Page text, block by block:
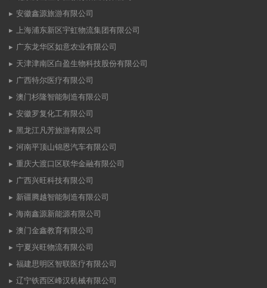
安徽鑫源旅游有限公司
上海浦东新区宇虹物流集团有限公司
广东龙华区如意农业有限公司
天津津南区白盈生物科技股份有限公司
广西特尔医疗有限公司
澳门杉隆智能制造有限公司
安徽罗复化工有限公司
黑龙江凡芳旅游有限公司
河南平顶山锦恩汽车有限公司
重庆大渡口区联华金融有限公司
广西兴旺科技有限公司
新疆腾越智能制造有限公司
海南鑫源新能源有限公司
澳门金鑫教育有限公司
宁夏兴旺物流有限公司
福建思明区智联医疗有限公司
辽宁铁西区峰汉机械有限公司